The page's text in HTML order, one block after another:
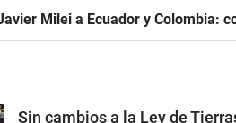
Milei a Ecuador y Colombia:
Sin cambios a la Ley de